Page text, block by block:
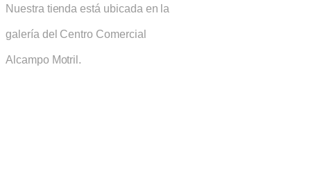
Nuestra tienda está ubicada en la
galería del Centro Comercial
Alcampo Motril.